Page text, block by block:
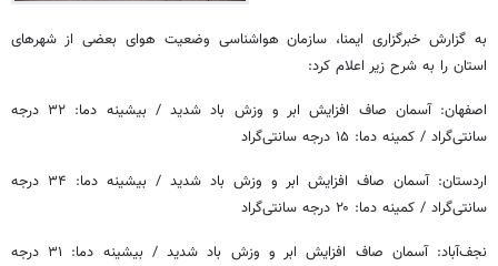
به گزارش خبرگزاری ایمنا، سازمان هواشناسی وضعیت هوای بعضی از شهرهای
استان را به شرح زیر اعلام کرد:
اصفهان: آسمان صاف افزایش ابر و وزش باد شدید / بیشینه دما: ۳۲ درجه
سانتی‌گراد / کمینه دما: ۱۵ درجه سانتی‌گراد
اردستان: آسمان صاف افزایش ابر و وزش باد شدید / بیشینه دما: ۳۴ درجه
سانتی‌گراد / کمینه دما: ۲۰ درجه سانتی‌گراد
نجف‌آباد: آسمان صاف افزایش ابر و وزش باد شدید / بیشینه دما: ۳۱ درجه